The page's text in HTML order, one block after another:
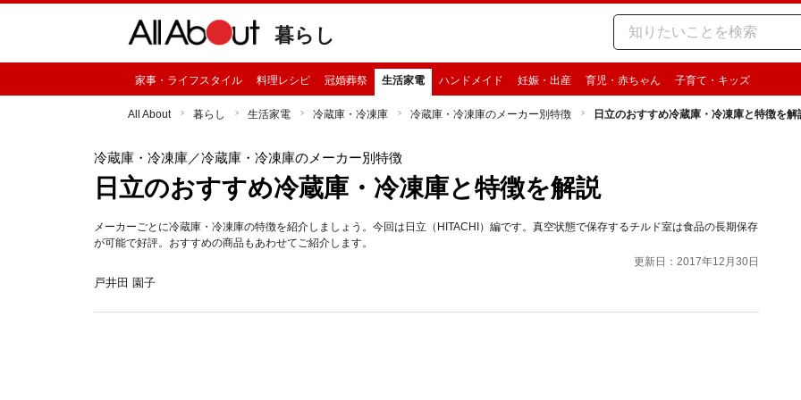
暮らし
家事・ライフスタイル 料理レシピ 冠婚葬祭 生活家電 ハンドメイド 妊娠・出産 育児・赤ちゃん 子育て・キッズ
All About 暮らし 生活家電 冷蔵庫・冷凍庫 冷蔵庫・冷凍庫のメーカー別特徴 日立のおすすめ冷蔵庫・冷凍庫と特徴を解
冷蔵庫・冷凍庫／冷蔵庫・冷凍庫のメーカー別特徴
日立のおすすめ冷蔵庫・冷凍庫と特徴を解説
メーカーごとに冷蔵庫・冷凍庫の特徴を紹介しましょう。今回は日立（HITACHI）編です。真空状態で保存するチルド室は食品の長期保存
が可能で好評。おすすめの商品もあわせてご紹介します。
更新日：2017年12月30日
戸井田 園子